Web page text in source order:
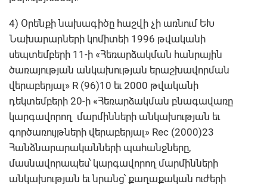
4) Օրենքի նախագիծը հաշվի չի առնում ԵԽ
Նախարարների կոմիտեի 1996 թվականի
սեպտեմբերի 11-ի «Հեռարձակման հանրային
ծառայության անկախության երաշխավորման
վերաբերյալ» R (96)10 եւ 2000 թվականի
դեկտեմբերի 20-ի «Հեռարձակման բնագավառը
կարգավորող մարմինների անկախության եւ
գործառույթների վերաբերյալ» Rec (2000)23
Հանձնարարականների պահանջները,
մասնավորապես՝ կարգավորող մարմինների
անկախության եւ նրանց՝ քաղաքական ուժերի